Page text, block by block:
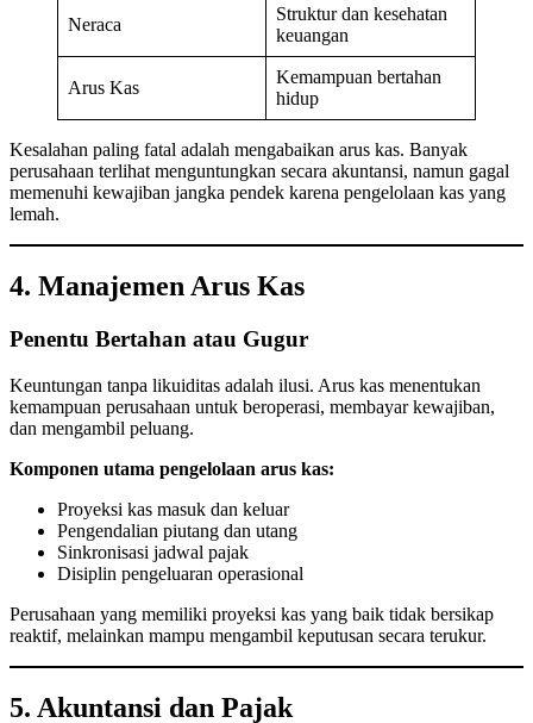
Neraca
Struktur dan kesehatan
keuangan
Arus Kas
Kemampuan bertahan
hidup
Kesalahan paling fatal adalah mengabaikan arus kas. Banyak
perusahaan terlihat menguntungkan secara akuntansi, namun gagal
memenuhi kewajiban jangka pendek karena pengelolaan kas yang
lemah.
4. Manajemen Arus Kas
Penentu Bertahan atau Gugur
Keuntungan tanpa likuiditas adalah ilusi. Arus kas menentukan
kemampuan perusahaan untuk beroperasi, membayar kewajiban,
dan mengambil peluang.
Komponen utama pengelolaan arus kas:
Proyeksi kas masuk dan keluar
Pengendalian piutang dan utang
Sinkronisasi jadwal pajak
Disiplin pengeluaran operasional
Perusahaan yang memiliki proyeksi kas yang baik tidak bersikap
reaktif, melainkan mampu mengambil keputusan secara terukur.
5. Akuntansi dan Pajak